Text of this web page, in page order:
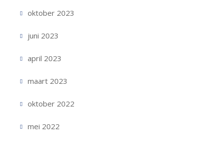
oktober 2023
juni 2023
april 2023
maart 2023
oktober 2022
mei 2022